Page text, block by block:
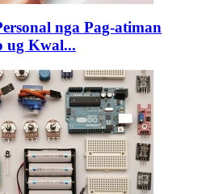
nga Pag-atiman
ug Kwal...